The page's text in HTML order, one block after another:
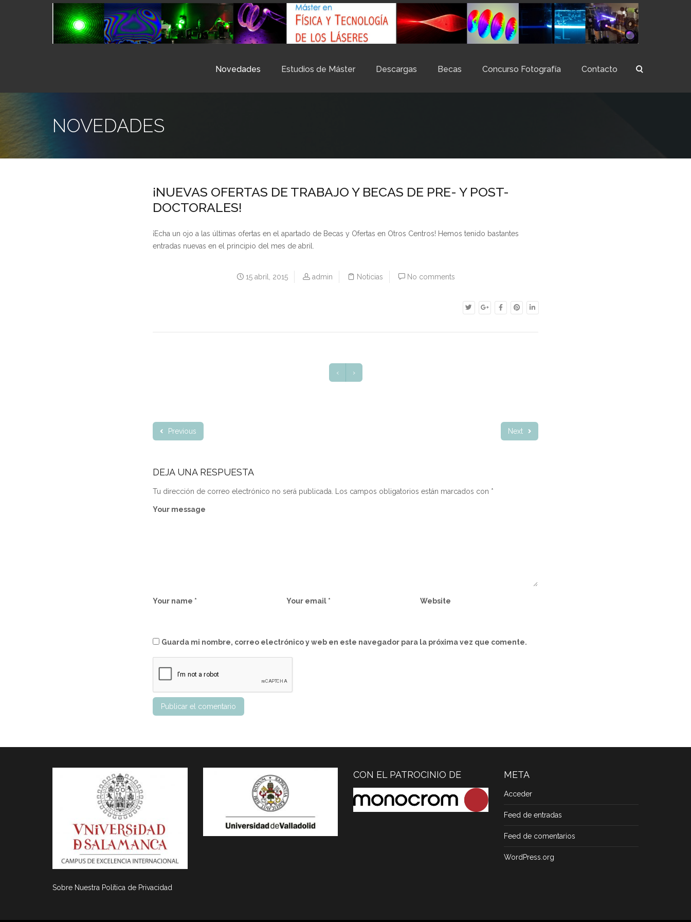
Novedades Estudios de Máster Descargas Becas Concurso Fotografía Contacto
NOVEDADES
¡NUEVAS OFERTAS DE TRABAJO Y BECAS DE PRE- Y POST-
DOCTORALES!
¡Echa un ojo a las últimas ofertas en el apartado de Becas y Ofertas en Otros Centros! Hemos tenido bastantes
entradas nuevas en el principio del mes de abril.
15 abril, 2015 admin Noticias No comments
‹ ›
Previous Next
DEJA UNA RESPUESTA
Tu dirección de correo electrónico no será publicada. Los campos obligatorios están marcados con *
Your message
Your name * Your email * Website
Guarda mi nombre, correo electrónico y web en este navegador para la próxima vez que comente.
Sobre Nuestra Política de Privacidad
CON EL PATROCINIO DE META
Acceder
Feed de entradas
Feed de comentarios
WordPress.org